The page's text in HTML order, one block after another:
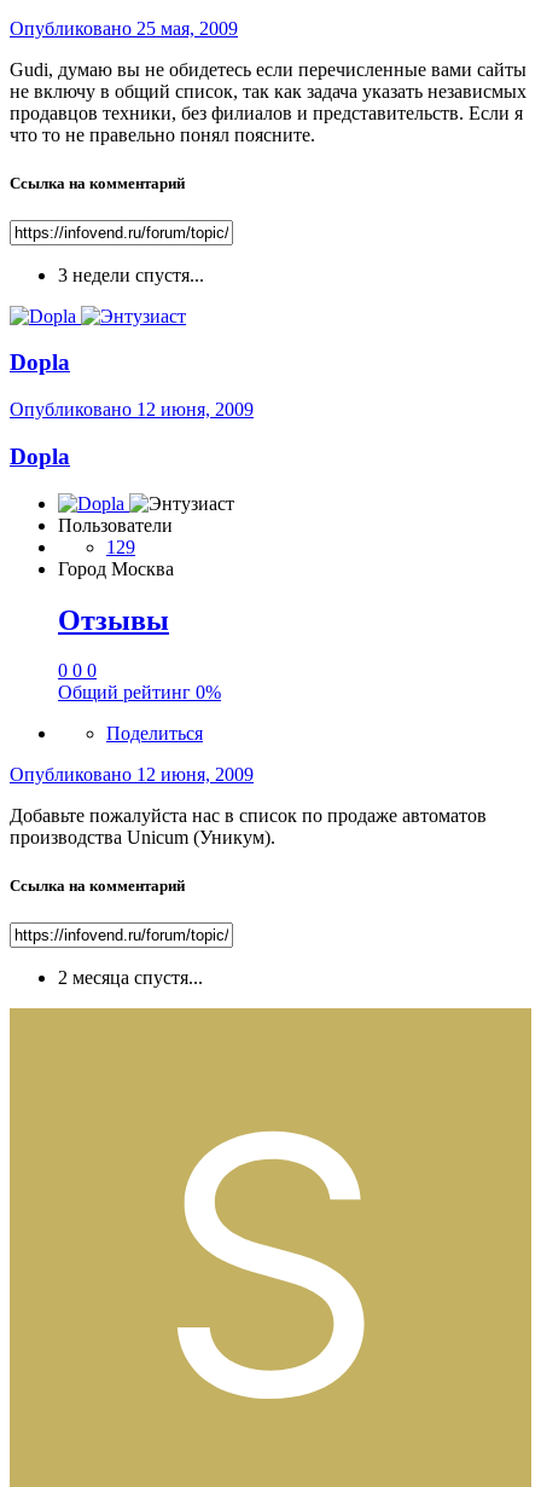
Опубликовано 25 мая, 2009
Gudi, думаю вы не обидетесь если перечисленные вами сайты
не включу в общий список, так как задача указать независмых
продавцов техники, без филиалов и представительств. Если я
что то не правельно понял поясните.
Ссылка на комментарий
3 недели спустя...
Dopla
Опубликовано 12 июня, 2009
Dopla
Пользователи
129
Город Москва
Отзывы
0 0 0
Общий рейтинг 0%
Поделиться
Опубликовано 12 июня, 2009
Добавьте пожалуйста нас в список по продаже автоматов
производства Unicum (Уникум).
Ссылка на комментарий
2 месяца спустя...